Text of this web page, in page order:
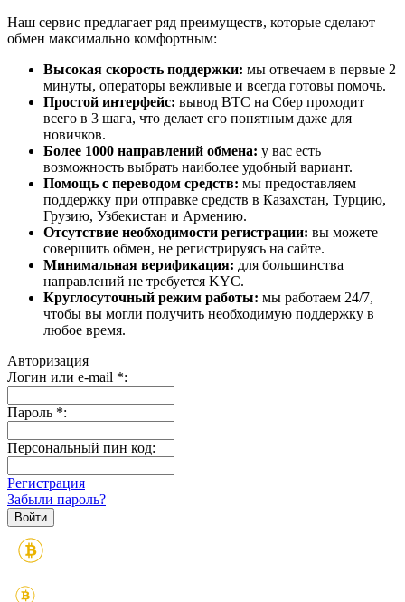
Наш сервис предлагает ряд преимуществ, которые сделают
обмен максимально комфортным:
Высокая скорость поддержки: мы отвечаем в первые 2
минуты, операторы вежливые и всегда готовы помочь.
Простой интерфейс: вывод BTC на Сбер проходит
всего в 3 шага, что делает его понятным даже для
новичков.
Более 1000 направлений обмена: у вас есть
возможность выбрать наиболее удобный вариант.
Помощь с переводом средств: мы предоставляем
поддержку при отправке средств в Казахстан, Турцию,
Грузию, Узбекистан и Армению.
Отсутствие необходимости регистрации: вы можете
совершить обмен, не регистрируясь на сайте.
Минимальная верификация: для большинства
направлений не требуется KYC.
Круглосуточный режим работы: мы работаем 24/7,
чтобы вы могли получить необходимую поддержку в
любое время.
Авторизация
Логин или e-mail *:
Пароль *:
Персональный пин код:
Регистрация
Забыли пароль?